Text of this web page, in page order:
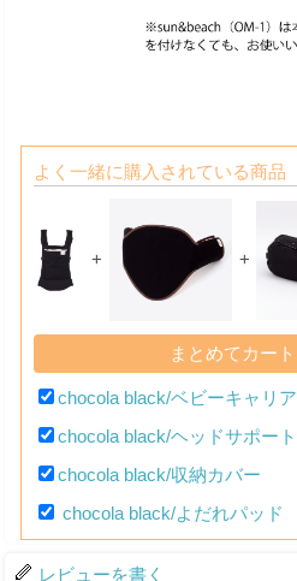
よく一緒に購入されている商品
+ +
chocola black/ベビーキャリア
chocola black/ヘッドサポート
chocola black/収納カバー
chocola black/よだれパッド
レビューを書く